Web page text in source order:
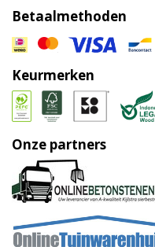
Betaalmethoden
Keurmerken
Onze partners